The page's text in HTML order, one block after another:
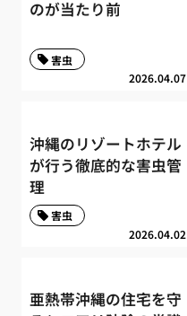
のが当たり前
2026.04.07
害虫
沖縄のリゾートホテル
が行う徹底的な害虫管
理
2026.04.02
害虫
亜熱帯沖縄の住宅を守